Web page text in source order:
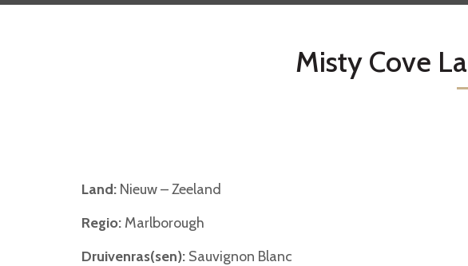
Misty Cove
Land: Nieuw – Zeeland
Regio: Marlborough
Druivenras(sen): Sauvignon Blanc